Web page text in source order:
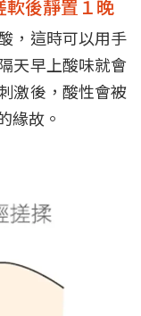
後靜置１晚
，這時可以用手
天早上酸味就會
激後，酸性會被
緣故。